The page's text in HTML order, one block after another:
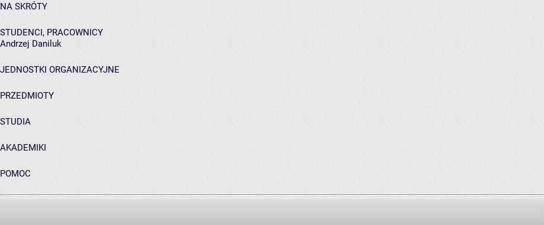
NA SKRÓTY
STUDENCI, PRACOWNICY
Andrzej Daniluk
JEDNOSTKI ORGANIZACYJNE
PRZEDMIOTY
STUDIA
AKADEMIKI
POMOC